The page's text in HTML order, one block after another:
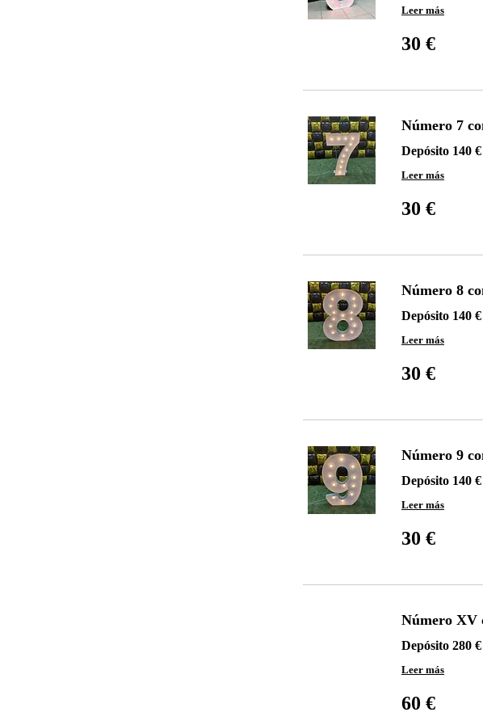
Leer más
euros
30 €
Número 7
Depósito 140 €
Leer más
euros
30 €
Número 8
Depósito 140 €
Leer más
euros
30 €
Número 9
Depósito 140 €
Leer más
euros
30 €
Número XV
Depósito 280 €
Leer más
euros
60 €